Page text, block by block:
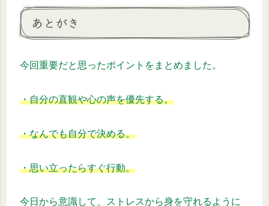
あとがき
今回重要だと思ったポイントをまとめました。
・自分の直観や心の声を優先する。
・なんでも自分で決める。
・思い立ったらすぐ行動。
今日から意識して、ストレスから身を守れるように